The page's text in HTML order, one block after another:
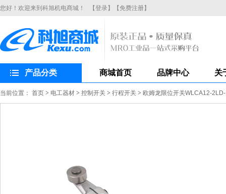
您好！欢迎来到科旭机电商城！ 【登录】 【免费注册】
产品分类 商城首页 品牌中心 关
当前位置： 首页 > 电工器材 > 控制开关 > 行程开关 > 欧姆龙限位开关WLCA12-